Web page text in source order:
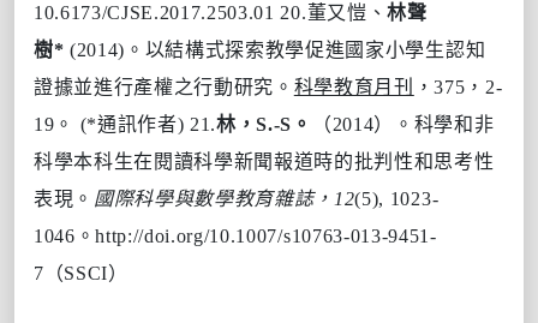
10.6173/CJSE.2017.2503.01 20.董又愷、林聲
樹* (2014)。以結構式探索教學促進國家小學生認知
證據並進行產權之行動研究。 科學教育月刊
，375，2-
19。 (*通訊作者) 21.林，S.-S。
（2014）。科學和非
科學本科生在閱讀科學新聞報道時的批判性和思考性
表現。 國際科學與數學教育雜誌，12(5), 1023-
1046。http://doi.org/10.1007/s10763-013-9451-
7（SSCI）